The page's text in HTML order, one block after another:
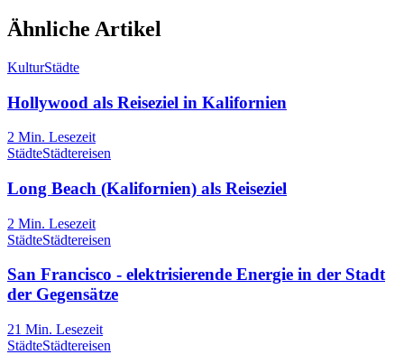
Ähnliche Artikel
KulturStädte
Hollywood als Reiseziel in Kalifornien
2 Min. Lesezeit
StädteStädtereisen
Long Beach (Kalifornien) als Reiseziel
2 Min. Lesezeit
StädteStädtereisen
San Francisco - elektrisierende Energie in der Stadt
der Gegensätze
21 Min. Lesezeit
StädteStädtereisen